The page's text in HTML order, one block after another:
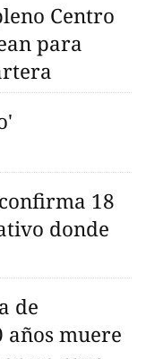
Centro
para
18
donde
de
años muere